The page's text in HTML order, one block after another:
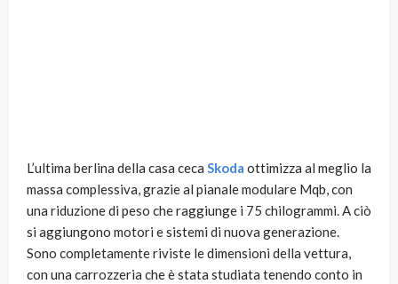
L’ultima berlina della casa ceca Skoda ottimizza al meglio la
massa complessiva, grazie al pianale modulare Mqb, con
una riduzione di peso che raggiunge i 75 chilogrammi. A ciò
si aggiungono motori e sistemi di nuova generazione.
Sono completamente riviste le dimensioni della vettura,
con una carrozzeria che è stata studiata tenendo conto in